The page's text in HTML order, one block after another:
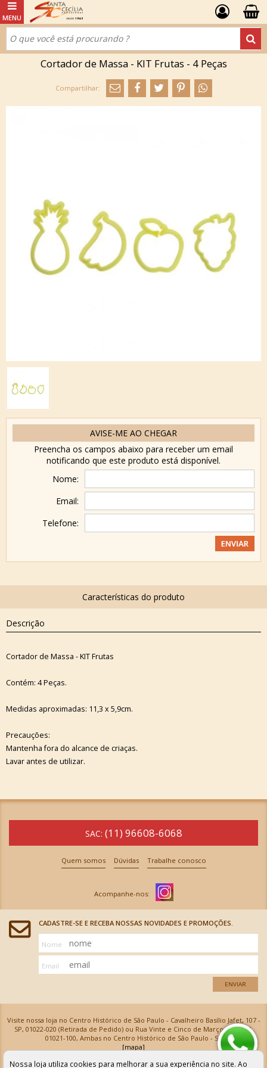
Cortador de Massa - KIT Frutas - 4 Peças
AVISE-ME AO CHEGAR
Preencha os campos abaixo para receber um email
notificando que este produto está disponível.
Nome:
Email:
Telefone:
Descrição
Cortador de Massa - KIT Frutas
Contém: 4 Peças.
Medidas aproximadas: 11,3 x 5,9cm.
Precauções:
Mantenha fora do alcance de criaças.
Lavar antes de utilizar.
SAC: (11) 96608-6068
Quem somos Dúvidas Trabalhe conosco
CADASTRE-SE E RECEBA NOSSAS NOVIDADES E PROMOÇÕES.
Nome
Email
ENVIAR
Visite nossa loja no Centro Histórico de São Paulo - Cavalheiro Basílio Jafet, 107 -
SP, 01022-020 (Retirada de Pedido) ou Rua Vinte e Cinco de Março, 576 - SP,
01021-100, Ambas no Centro Histórico de São Paulo - SP
[mapa]
Armarinhos Santa Cecília Ltda | CNPJ: 61.069.639/0001-18
Nossa loja utiliza cookies para melhorar a sua experiência no site. Ao